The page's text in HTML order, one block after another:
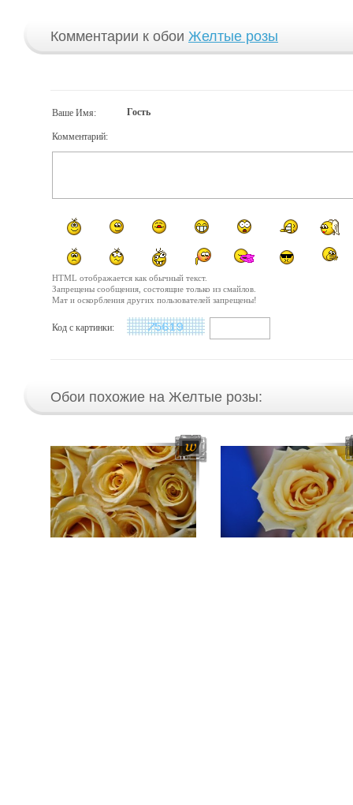
Комментарии к обои Желтые розы
Ваше Имя: Гость
Комментарий:
HTML отображается как обычный текст.
Запрещены сообщения, состоящие только из смайлов.
Мат и оскорбления других пользователей запрещены!
Код с картинки:
Обои похожие на Желтые розы: